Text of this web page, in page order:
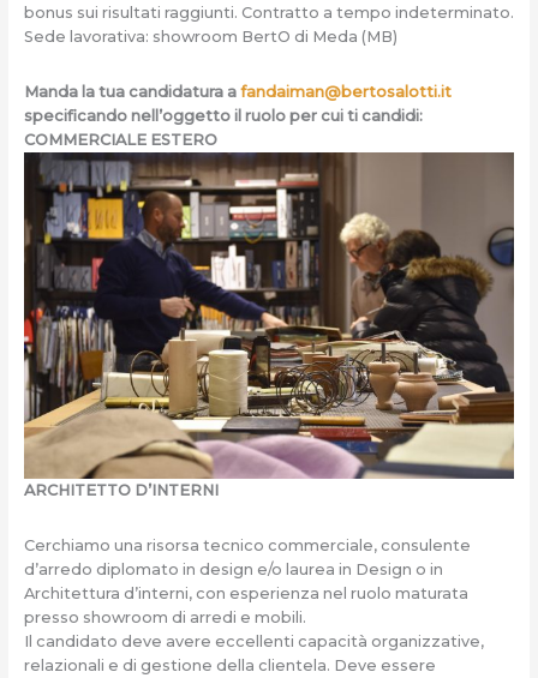
bonus sui risultati raggiunti. Contratto a tempo indeterminato.
Sede lavorativa: showroom BertO di Meda (MB)
Manda la tua candidatura a fandaiman@bertosalotti.it
specificando nell’oggetto il ruolo per cui ti candidi:
COMMERCIALE ESTERO
ARCHITETTO D’INTERNI
Cerchiamo una risorsa tecnico commerciale, consulente
d’arredo diplomato in design e/o laurea in Design o in
Architettura d’interni, con esperienza nel ruolo maturata
presso showroom di arredi e mobili.
Il candidato deve avere eccellenti capacità organizzative,
relazionali e di gestione della clientela. Deve essere